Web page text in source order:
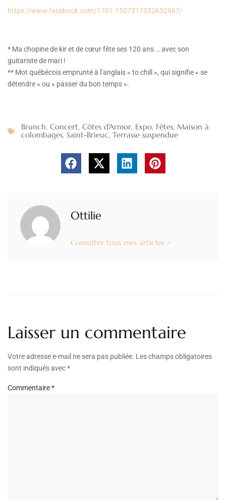
https://www.facebook.com/1701-1507317332632967/
* Ma chopine de kir et de cœur fête ses 120 ans … avec son
guitariste de mari !
** Mot québécois emprunté à l’anglais « to chill », qui signifie « se
détendre » ou « passer du bon temps ».
Brunch, Concert, Côtes d'Armor, Expo, Fêtes, Maison à
colombages, Saint-Brieuc, Terrasse suspendue
Ottilie
Consulter tous mes articles >
Laisser un commentaire
Votre adresse e-mail ne sera pas publiée. Les champs obligatoires
sont indiqués avec*
Commentaire*